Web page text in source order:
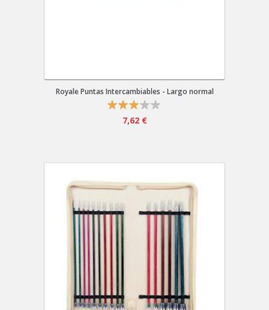
Royale Puntas Intercambiables - Largo normal
7,62 €